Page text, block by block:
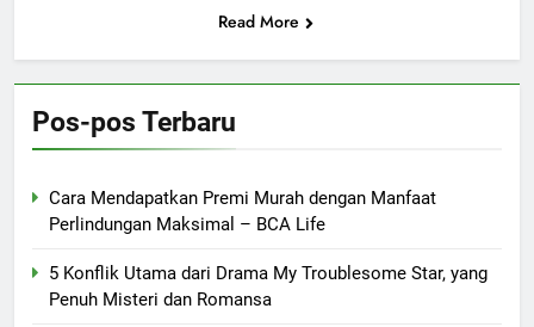
Read More
Pos-pos Terbaru
Cara Mendapatkan Premi Murah dengan Manfaat
Perlindungan Maksimal – BCA Life
5 Konflik Utama dari Drama My Troublesome Star, yang
Penuh Misteri dan Romansa